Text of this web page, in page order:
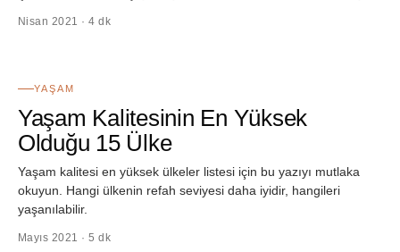
Nisan 2021 · 4 dk
YAŞAM
Yaşam Kalitesinin En Yüksek
Olduğu 15 Ülke
Yaşam kalitesi en yüksek ülkeler listesi için bu yazıyı mutlaka
okuyun. Hangi ülkenin refah seviyesi daha iyidir, hangileri
yaşanılabilir.
Mayıs 2021 · 5 dk